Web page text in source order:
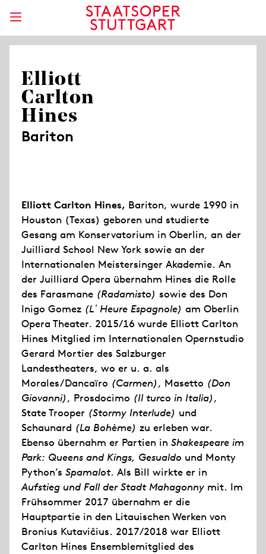
Elliott
Carlton
Hines
Bariton
Elliott Carlton Hines, Bariton, wurde 1990 in
Houston (Texas) geboren und studierte
Gesang am Konservatorium in Oberlin, an der
Juilliard School New York sowie an der
Internationalen Meistersinger Akademie. An
der Juilliard Opera übernahm Hines die Rolle
des Farasmane (Radamisto) sowie des Don
Inigo Gomez (Lʼ Heure Espagnole) am Oberlin
Opera Theater. 2015/16 wurde Elliott Carlton
Hines Mitglied im Internationalen Opernstudio
Gerard Mortier des Salzburger
Landestheaters, wo er u. a. als
Morales/Dancaïro (Carmen), Masetto (Don
Giovanni), Prosdocimo (Il turco in Italia),
State Trooper (Stormy Interlude) und
Schaunard (La Bohème) zu erleben war.
Ebenso übernahm er Partien in Shakespeare im
Park: Queens and Kings, Gesualdo und Monty
Python’s Spamalot. Als Bill wirkte er in
Aufstieg und Fall der Stadt Mahagonny mit. Im
Frühsommer 2017 übernahm er die
Hauptpartie in den Litauischen Werken von
Bronius Kutavičius. 2017/2018 war Elliott
Carlton Hines Ensemblemitglied des